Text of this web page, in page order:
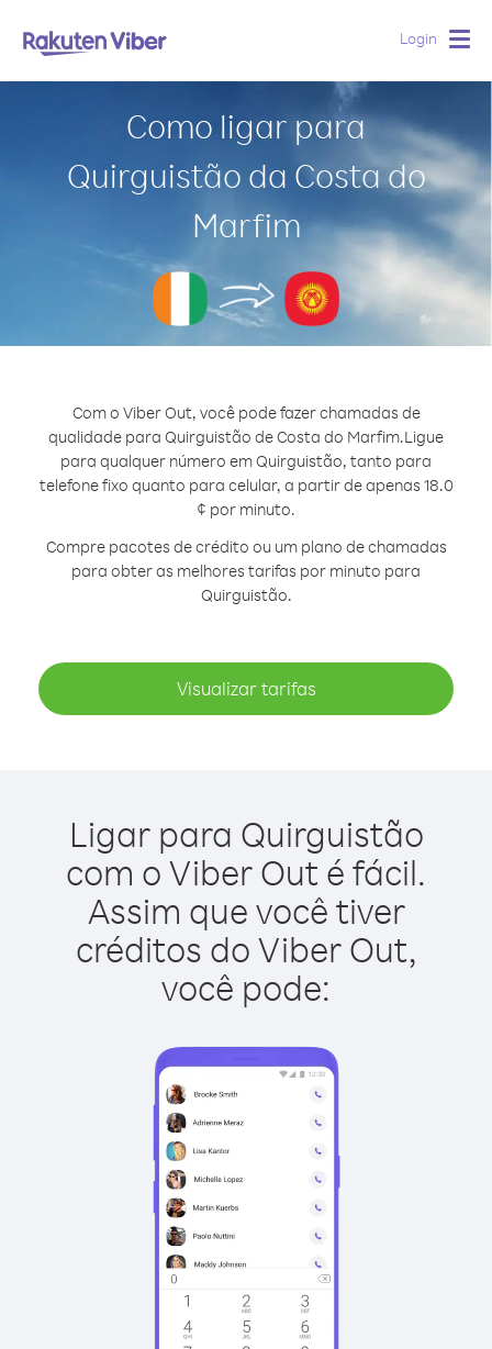
Login
Como ligar para
Quirguistão da Costa do
Marfim
Com o Viber Out, você pode fazer chamadas de
qualidade para Quirguistão de Costa do Marfim.Ligue
para qualquer número em Quirguistão, tanto para
telefone fixo quanto para celular, a partir de apenas 18.0
¢ por minuto.
Compre pacotes de crédito ou um plano de chamadas
para obter as melhores tarifas por minuto para
Quirguistão.
Visualizar tarifas
Ligar para Quirguistão
com o Viber Out é fácil.
Assim que você tiver
créditos do Viber Out,
você pode: